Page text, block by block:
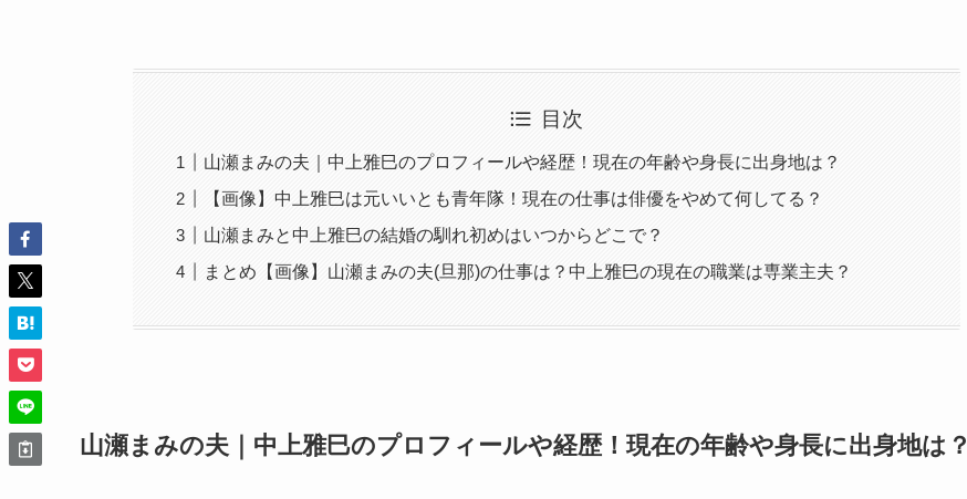
目次
山瀬まみの夫｜中上雅巳のプロフィールや経歴！現在の年齢や身長に出身地は？
【画像】中上雅巳は元いいとも青年隊！現在の仕事は俳優をやめて何してる？
山瀬まみと中上雅巳の結婚の馴れ初めはいつからどこで？
まとめ【画像】山瀬まみの夫(旦那)の仕事は？中上雅巳の現在の職業は専業主夫？
山瀬まみの夫｜中上雅巳のプロフィールや経歴！現在の年齢や身長に出身地は？